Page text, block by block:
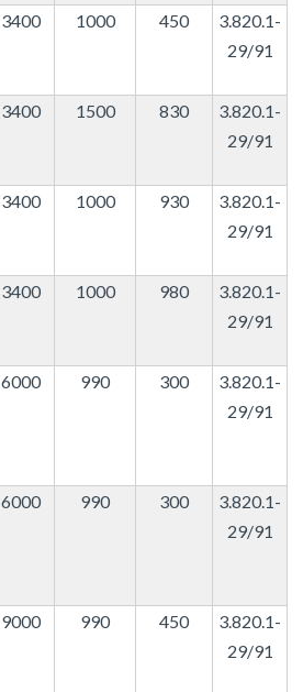
3400 1000 450
3.820.1-
29/91
3400 1500 830
3.820.1-
29/91
3400 1000 930
3.820.1-
29/91
3400 1000 980
3.820.1-
29/91
6000 990 300
3.820.1-
29/91
6000 990 300
3.820.1-
29/91
9000 990 450
3.820.1-
29/91